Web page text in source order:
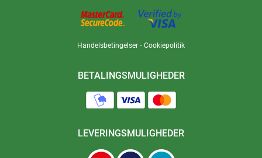
Handelsbetingelser - Cookiepolitik
BETALINGSMULIGHEDER
LEVERINGSMULIGHEDER